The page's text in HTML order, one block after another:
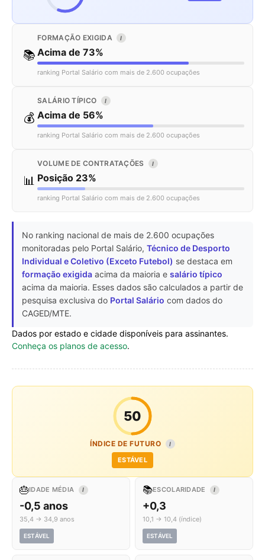
📚
FORMAÇÃO EXIGIDA I
Acima de 73%
ranking Portal Salário com mais de 2.600 ocupações
💰
SALÁRIO TÍPICO I
Acima de 56%
ranking Portal Salário com mais de 2.600 ocupações
📊
VOLUME DE CONTRATAÇÕES I
Posição 23%
ranking Portal Salário com mais de 2.600 ocupações
No ranking nacional de mais de 2.600 ocupações
monitoradas pelo Portal Salário, Técnico de Desporto
Individual e Coletivo (Exceto Futebol) se destaca em
formação exigida acima da maioria e salário típico
acima da maioria. Esses dados são calculados a partir de
pesquisa exclusiva do Portal Salário com dados do
CAGED/MTE.
Dados por estado e cidade disponíveis para assinantes.
Conheça os planos de acesso.
50
ÍNDICE DE FUTURO I
ESTÁVEL
🎂IDADE MÉDIA I
-0,5 anos
35,4 → 34,9 anos
ESTÁVEL
📚ESCOLARIDADE I
+0,3
10,1 → 10,4 (índice)
ESTÁVEL